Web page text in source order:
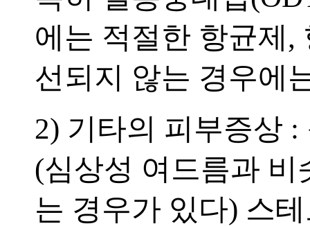
에는 적절한 항균제,
선되지 않는 경우에
2) 기타의 피부증상
(심상성 여드름과
는 경우가 있다) 스